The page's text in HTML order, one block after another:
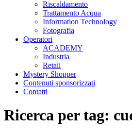
Riscaldamento
Trattamento Acqua
Information Technology
Fotografia
Operatori
ACADEMY
Industria
Retail
Mystery Shopper
Contenuti sponsorizzati
Contatti
Ricerca per tag: